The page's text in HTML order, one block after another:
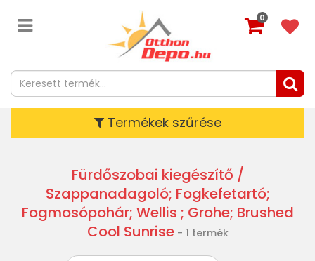
0
Termékek szűrése
Fürdőszobai kiegészítő /
Szappanadagoló; Fogkefetartó;
Fogmosópohár; Wellis ; Grohe; Brushed
Cool Sunrise- 1 termék